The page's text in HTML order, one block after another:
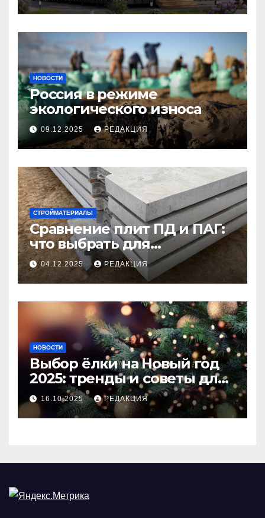
НОВОСТИ
Россия в режиме
экологического износа
09.12.2025 РЕДАКЦИЯ
СТРОЙМАТЕРИАЛЫ
Сравнение плит ПД и ПАГ:
что выбрать для
долговечного и прочного
покрытия
04.12.2025 РЕДАКЦИЯ
НОВОСТИ
Выбор ёлки на Новый год
2025: тренды и советы для
идеального праздника
16.10.2025 РЕДАКЦИЯ